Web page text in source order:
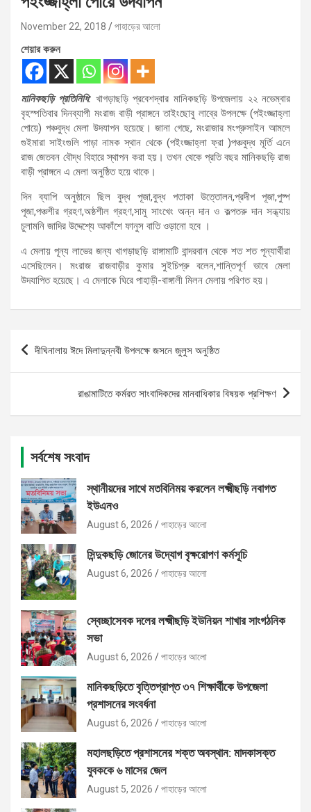
November 22, 2018 পাহাড়ের আলো
শেয়ার করুন
মানিকছড়ি প্রতিনিধি: খাগড়াছড়ি প্রবেশদ্বার মানিকছড়ি উপজেলায় ২২ নভেম্বার
বৃহস্পতিবার দিনব্যাপী মংরাজ বাড়ী প্রাঙ্গনে তাইংছোবু লাব্রে উপলক্ষে (পইংজ্জাহ্লা
পোয়ে) পঞ্চবুদ্ধ মেলা উদযাপন হয়েছে। জানা গেছে, মংরাজার মংপ্রুসাইন আমলে
গুইমারা সাইংগুলি পাড়া নামক স্থান থেকে (পইংজ্জাহ্লা ফ্রা )পঞ্চবুদ্ধ মূর্তি এনে
রাজ জেতবন বৌদ্ধ বিহারে স্থাপন করা হয়। তখন থেকে প্রতি বছর মানিকছড়ি রাজ
বাড়ী প্রাঙ্গনে এ মেলা অনুষ্ঠিত হয়ে থাকে।
দিন ব্যাপি অনুষ্ঠানে ছিল বুদ্ধ পূজা,বুদ্ধ পতাকা উত্তোলন,প্রদীপ পূজা,পুষ্প
পূজা,পঞ্চশীর গ্রহণ,অষ্ঠশীল গ্রহণ,সামু সাংখেং অন্ন দান ও কল্পতরু দান সন্ধ্যায়
চুলামনি জাদির উদ্দেশ্যে আকাঁশে ফানুস বাতি ওড়ানো হবে ।
এ মেলায় পূন্য লাভের জন্য খাগড়াছড়ি রাঙ্গামাটি বান্দরবান থেকে শত শত পূন্যার্থীরা
এসেছিলেন। মংরাজ রাজবাড়ীর কুমার সুইচিপ্রু বলেন,শান্তিপূর্ণ ভাবে মেলা
উদযাপিত হয়েছে। এ মেলাকে ঘিরে পাহাড়ী-বাঙ্গালী মিলন মেলায় পরিণত হয়।
Post
দীঘিনালায় ঈদে মিলাদুন্নবী উপলক্ষে জসনে জুলুস অনুষ্ঠিত
রাঙামাটিতে কর্মরত সাংবাদিকদের মানবাধিকার বিষয়ক প্রশিক্ষণ
সর্বশেষ সংবাদ
স্থানীয়দের সাথে মতবিনিময় করলেন লক্ষ্মীছড়ি নবাগত
ইউএনও
August 6, 2026 পাহাড়ের আলো
সিন্দুকছড়ি জোনের উদ্যোগ বৃক্ষরোপণ কর্মসূচি
August 6, 2026 পাহাড়ের আলো
স্বেচ্ছাসেবক দলের লক্ষ্মীছড়ি ইউনিয়ন শাখার সাংগঠনিক
সভা
August 6, 2026 পাহাড়ের আলো
মানিকছড়িতে বৃত্তিপ্রাপ্ত ৩৭ শিক্ষার্থীকে উপজেলা
প্রশাসনের সংবর্ধনা
August 6, 2026 পাহাড়ের আলো
মহালছড়িতে প্রশাসনের শক্ত অবস্থান: মাদকাসক্ত
যুবককে ৬ মাসের জেল
August 5, 2026 পাহাড়ের আলো